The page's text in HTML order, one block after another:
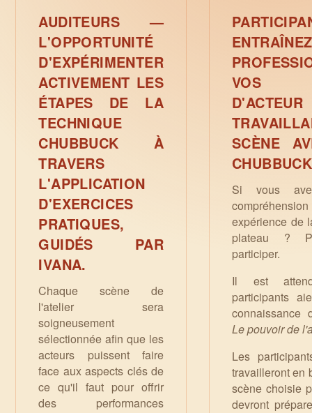
AUDITEURS —
L'OPPORTUNITÉ
D'EXPÉRIMENTER
ACTIVEMENT LES
ÉTAPES DE LA
TECHNIQUE
CHUBBUCK À
TRAVERS
L'APPLICATION
D'EXERCICES
PRATIQUES,
GUIDÉS PAR
IVANA.
Chaque scène de
l'atelier sera
soigneusement
sélectionnée afin que les
acteurs puissent faire
face aux aspects clés de
ce qu'il faut pour offrir
des performances
VOS
SCÈNE
Si vous
expérience de
plateau ?
participer.
Il est
participants
Le pouvoir de
Les
travailleront en
scène choisie
devront